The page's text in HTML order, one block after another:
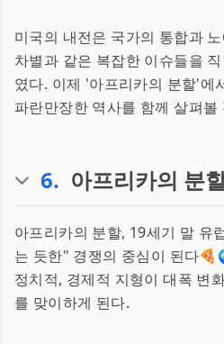
미국의 내전은 국가의 통합과
차별과 같은 복잡한 이슈들을
였다. 이제 '아프리카의 분할'에
파란만장한 역사를 함께 살펴
6. 아프리카의 분
아프리카의 분할, 19세기 말 유
는 듯한" 경쟁의 중심이 된다
정치적, 경제적 지형이 대폭 변
를 맞이하게 된다.